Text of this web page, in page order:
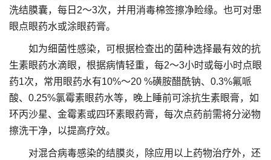
洗结膜囊，每日2～3次，并用消毒棉签擦净睑缘。也可对患
眼点眼药水或涂眼药膏。
如为细菌性感染，可根据检查出的菌种选择最有效的抗
生素眼药水滴眼，根据病情轻重，每2～3小时或每小时点眼
药1次，常用眼药水有10%～20 %磺胺醋酰钠、0.3%氟哌
酸、0.25%氯霉素眼药水等，晚上睡前可涂抗生素眼膏，如
环丙沙星、金霉素或四环素眼药膏，每次点药前需将分泌物
擦洗干净，以提高疗效。
对混合病毒感染的结膜炎，除应用以上药物治疗外，还